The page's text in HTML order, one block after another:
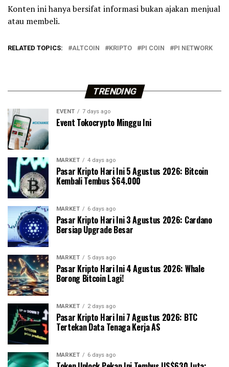
Konten ini hanya bersifat informasi bukan ajakan menjual
atau membeli.
RELATED TOPICS: ALTCOIN KRIPTO PI COIN PI NETWORK
TRENDING
EVENT 7 days ago
Event Tokocrypto Minggu Ini
MARKET 4 days ago
Pasar Kripto Hari Ini 5 Agustus 2026: Bitcoin
Kembali Tembus $64.000
MARKET 6 days ago
Pasar Kripto Hari Ini 3 Agustus 2026: Cardano
Bersiap Upgrade Besar
MARKET 5 days ago
Pasar Kripto Hari Ini 4 Agustus 2026: Whale
Borong Bitcoin Lagi!
MARKET 2 days ago
Pasar Kripto Hari Ini 7 Agustus 2026: BTC
Tertekan Data Tenaga Kerja AS
MARKET 6 days ago